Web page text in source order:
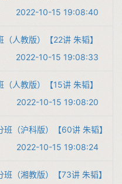
2022-10-15 19:08:40
人教版）【22讲 朱韬】
2022-10-15 19:08:33
人教版）【15讲 朱韬】
2022-10-15 19:08:20
（沪科版）【60讲 朱韬】
2022-10-15 19:08:24
（湘教版）【73讲 朱韬】